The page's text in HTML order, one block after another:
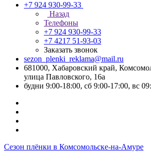
+7 924 930-99-33
Назад
Телефоны
+7 924 930-99-33
+7 4217 51-93-03
Заказать звонок
sezon_plenki_reklama@mail.ru
681000, Хабаровский край,
улица Павловского, 16а
будни 9:00-18:00, сб 9:00-17:00, вс
Сезон плёнки в Комсомольске-на-Амуре